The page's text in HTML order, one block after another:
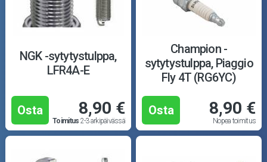
NGK -sytytystulppa,
LFR4A-E
Osta 8,90 €
Toimitus 2-3 arkipäivässä
Champion -
sytytystulppa, Piaggio
Fly 4T (RG6YC)
Osta 8,90 €
Nopea toimitus